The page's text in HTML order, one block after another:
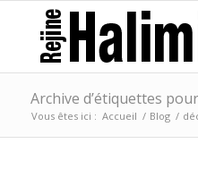
Archive d’étiquettes
Vous êtes ici : Accueil / Blog /